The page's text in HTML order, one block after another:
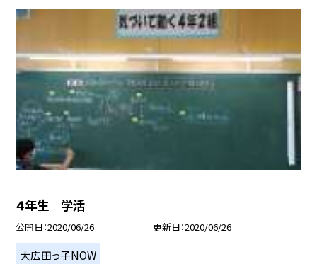
４年生 学活
公開日 2020/06/26 更新日 2020/06/26
大広田っ子NOW